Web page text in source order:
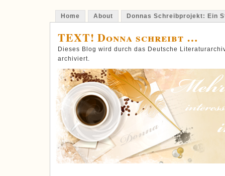
Home About Donnas Schreibprojekt: Ein
TEXT! Donna schreibt …
Dieses Blog wird durch das Deutsche
archiviert.